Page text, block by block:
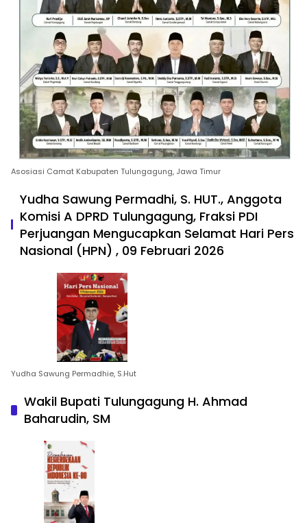
Asosiasi Camat Kabupaten Tulungagung, Jawa Timur
Yudha Sawung Permadhi, S. HUT., Anggota
Komisi A DPRD Tulungagung, Fraksi PDI
Perjuangan Mengucapkan Selamat Hari Pers
Nasional (HPN) , 09 Februari 2026
Yudha Sawung Permadhie, S.Hut
Wakil Bupati Tulungagung H. Ahmad
Baharudin, SM